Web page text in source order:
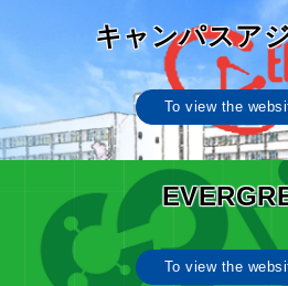
キャンパスア
To view the
To view the